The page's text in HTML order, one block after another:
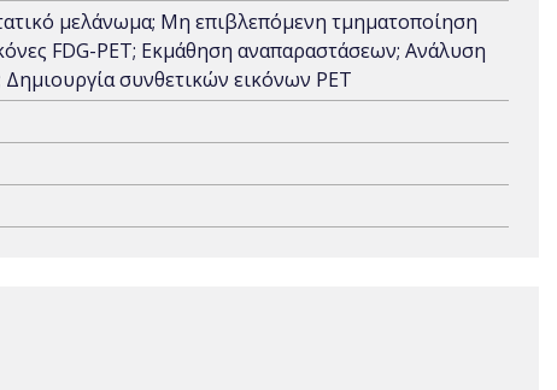
μελάνωμα; Μη επιβλεπόμενη τμηματοποίηση
FDG-PET; Εκμάθηση αναπαραστάσεων; Ανάλυση
συνθετικών εικόνων PET